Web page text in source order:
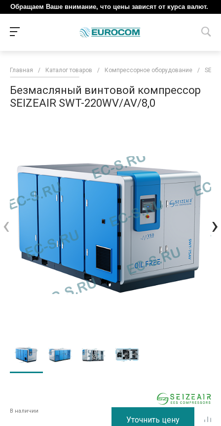
Обращаем Ваше внимание, что цены зависят от курса валют.
Главная / Каталог товаров / Компрессорное оборудование /
Безмасляный винтовой компрессор
SEIZEAIR SWT-220WV/AV/8,0
‹ ›
В наличии
Уточнить цену